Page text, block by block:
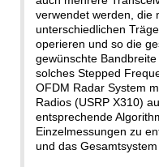
verwendet werden, die
unterschiedlichen
operieren und so die
gewünschte
solches Stepped
OFDM Radar System
Radios (USRP X310)
entsprechende
Einzelmessungen zu
und das Gesamtsystem